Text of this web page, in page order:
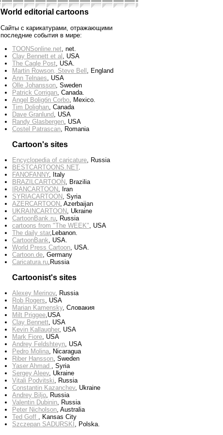
World editorial cartoons
Сайты с карикатурами, отражающими
последние события в мире:
TOONSonline.net , net.
Clay Bennett et al
, USA
The Cagle Post , USA.
Martin Rowson, Steve Bell
, England
Ann Telnaes , USA
Olle Johansson , Sweden
Patrick Corrigan , Canada.
Angel Boligбn Corbo , Mexico.
Tim Dolighan , Canada
Dave Granlund
, USA
Randy Glasbergen , USA
Costel Patrascan , Romania
Cartoon's sites
Encyclopedia of caricature, Russia
BESTCARTOONS.NET.
FANOFANNY, Italy
BRAZILCARTOON, Brazilia
IRANCARTOON, Iran
SYRIACARTOON, Syria
AZERCARTOON, Azerbaijan
UKRAINCARTOON, Ukraine
CartoonBank.ru, Russia
cartoons from "The WEEK", USA
The daily star,Lebanon.
CartoonBank, USA.
World Press Cartoon, USA.
Cartoon.de, Germany
Сaricatura.ru,Russia
Cartoonist's sites
Alexey Merinov, Russia
Rob Rogers, USA
Marian Kamensky, Словакия
Milt Priggee,USA
Clay Bennett, USA
Kevin Kallaugher, USA
Mark Fiore, USA
Andrey Feldshteyn, USA
Pedro Molina, Nicaragua
Riber Hansson, Sweden
Yaser Ahmad , Syria
Sergey Aleev, Ukraine
Vitali Podvitski, Russia
Constantin Kazanchev, Ukraine
Andrey Biljo, Russia
Valentin Dubinin, Russia
Peter Nicholson, Australia
Ted Goff , Kansas City
Szczepan SADURSKI , Polska.